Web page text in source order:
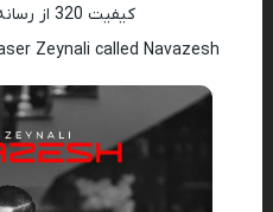
کیفیت 320 از رسانه ی
Zeynali called Navazesh